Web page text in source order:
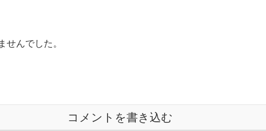
せんでした。
コメントを書き込む